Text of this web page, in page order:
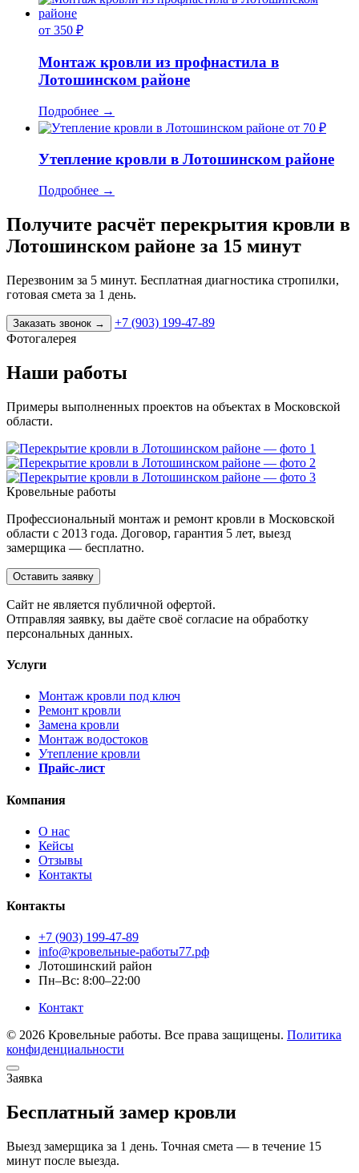
от 350 ₽
Монтаж кровли из профнастила в
Лотошинском районе
Подробнее →
от 70 ₽
Утепление кровли в Лотошинском районе
Подробнее →
Получите расчёт перекрытия кровли в
Лотошинском районе за 15 минут
Перезвоним за 5 минут. Бесплатная диагностика стропилки,
готовая смета за 1 день.
Заказать звонок →
+7 (903) 199-47-89
Фотогалерея
Наши работы
Примеры выполненных проектов на объектах в Московской
области.
Кровельные работы
Профессиональный монтаж и ремонт кровли в Московской
области с 2013 года. Договор, гарантия 5 лет, выезд
замерщика — бесплатно.
Оставить заявку
Cайт не является публичной офертой.
Отправляя заявку, вы даёте своё согласие на обработку
персональных данных.
Услуги
Монтаж кровли под ключ
Ремонт кровли
Замена кровли
Монтаж водостоков
Утепление кровли
Прайс-лист
Компания
О нас
Кейсы
Отзывы
Контакты
Контакты
+7 (903) 199-47-89
info@кровельные-работы77.рф
Лотошинский район
Пн–Вс: 8:00–22:00
Контакт
© 2026 Кровельные работы. Все права защищены. Политика
конфиденциальности
Заявка
Бесплатный замер кровли
Выезд замерщика за 1 день. Точная смета — в течение 15
минут после выезда.